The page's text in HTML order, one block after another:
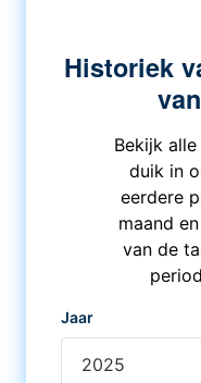
Historiek
Bekijk
duik in
eerdere
maand
van de
Jaar
2025